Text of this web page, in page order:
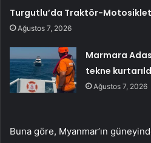
Turgutlu’da Traktör-Motosiklet
Ağustos 7, 2026
Marmara
tekne
Ağustos 7, 2026
Buna göre, Myanmar’ın